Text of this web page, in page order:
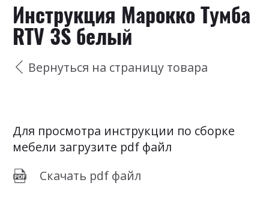
Инструкция Марокко Тумба
RTV 3S белый
Вернуться на страницу товара
Для просмотра инструкции по сборке
мебели загрузите pdf файл
Скачать pdf файл